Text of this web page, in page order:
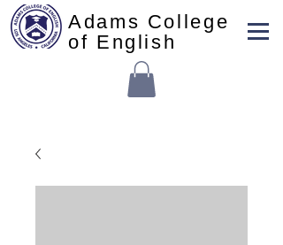
Adams College
of English